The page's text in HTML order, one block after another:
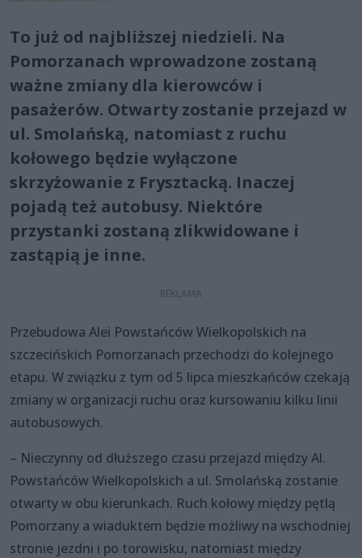
To już od najbliższej niedzieli. Na
Pomorzanach wprowadzone zostaną
ważne zmiany dla kierowców i
pasażerów. Otwarty zostanie przejazd w
ul. Smolańską, natomiast z ruchu
kołowego będzie wyłączone
skrzyżowanie z Frysztacką. Inaczej
pojadą też autobusy. Niektóre
przystanki zostaną zlikwidowane i
zastąpią je inne.
Przebudowa Alei Powstańców Wielkopolskich na
szczecińskich Pomorzanach przechodzi do kolejnego
etapu. W związku z tym od 5 lipca mieszkańców czekają
zmiany w organizacji ruchu oraz kursowaniu kilku linii
autobusowych.
– Nieczynny od dłuższego czasu przejazd między Al.
Powstańców Wielkopolskich a ul. Smolańską zostanie
otwarty w obu kierunkach. Ruch kołowy między pętlą
Pomorzany a wiaduktem będzie możliwy na wschodniej
stronie jezdni i po torowisku, natomiast między